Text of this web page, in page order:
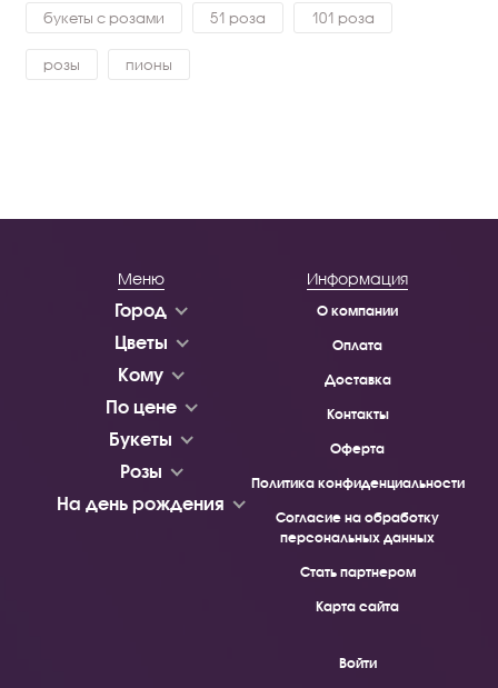
букеты с розами 51 роза 101 роза
розы пионы
Меню
Город
Цветы
Кому
По цене
Букеты
Розы
На день рождения
Информация
О компании
Оплата
Доставка
Контакты
Оферта
Политика конфиденциальности
Согласие на обработку
персональных данных
Стать партнером
Карта сайта
Войти